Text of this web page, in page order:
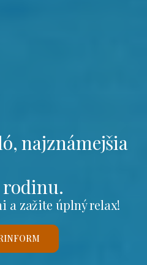
najznámejšia
rodinu.
a zažite úplný relax!